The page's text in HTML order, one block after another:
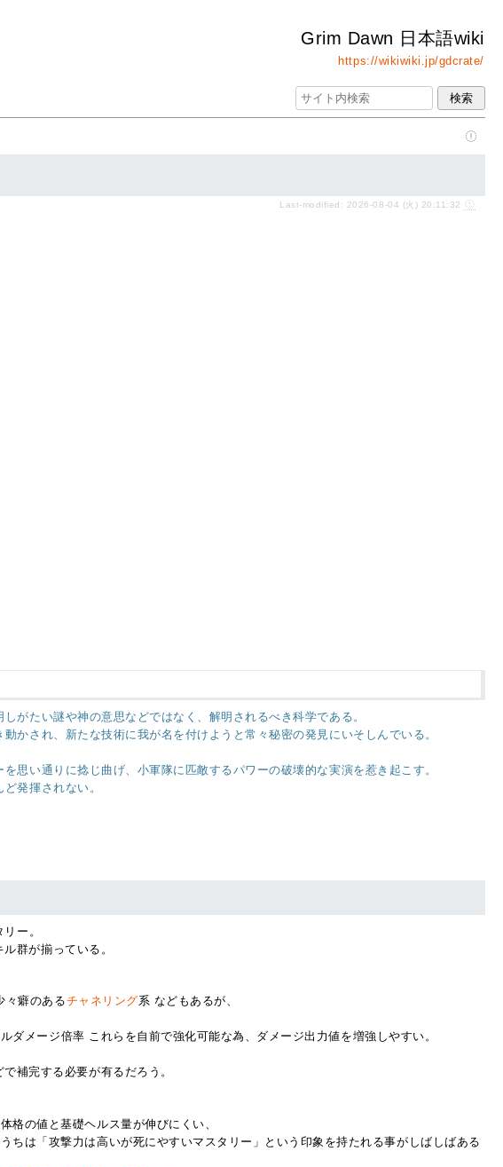
Grim Dawn 日本語wiki
https://wikiwiki.jp/gdcrate/
Last-modified: 2026-08-04 (火) 20:11:32
がたい謎や神の意思などではなく、解明されるべき科学である。
かされ、新たな技術に我が名を付けようと常々秘密の発見にいそしんでいる。
思い通りに捻じ曲げ、小軍隊に匹敵するパワーの破壊的な実演を惹き起こす。
発揮されない。
ー。
群が揃っている。
々癖のあるチャネリング系 などもあるが、
メージ倍率 これらを自前で強化可能な為、ダメージ出力値を増強しやすい。
補完する必要が有るだろう。
格の値と基礎ヘルス量が伸びにくい、
は「攻撃力は高いが死にやすいマスタリー」という印象を持たれる事がしばしばある